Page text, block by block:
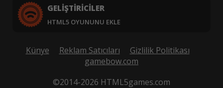
GELIŞTIRICILER
HTML5 OYUNUNU EKLE
Künye Reklam Satıcıları
Gizlilik Politikası
gamebow.com
©2014-2026 HTML5games.com